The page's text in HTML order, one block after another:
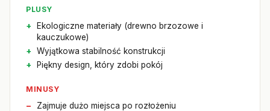
PLUSY
Ekologiczne materiały (drewno brzozowe i
kauczukowe)
Wyjątkowa stabilność konstrukcji
Piękny design, który zdobi pokój
MINUSY
Zajmuje dużo miejsca po rozłożeniu